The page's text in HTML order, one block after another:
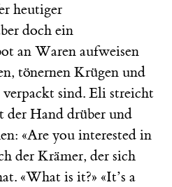
heutiger
doch ein
an Waren aufweisen
tönernen Krügen und
sind. Eli streicht
Hand drüber und
«Are you interested in
der Krämer, der sich
«What is it?» «It’s a